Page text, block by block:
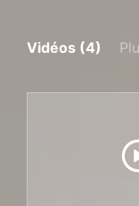
Vidéos (4)